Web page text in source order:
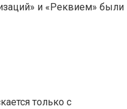
и «Реквием» были
только с